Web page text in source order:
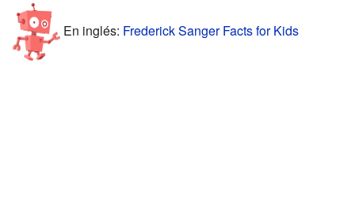
En inglés: Frederick Sanger Facts for Kids